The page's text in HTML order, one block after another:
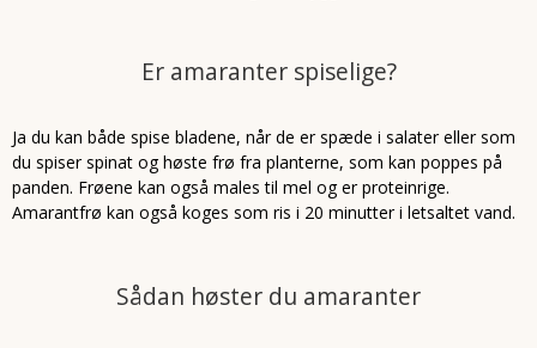
Er amaranter spiselige?
Ja du kan både spise bladene, når de er spæde i salater eller som
du spiser spinat og høste frø fra planterne, som kan poppes på
panden. Frøene kan også males til mel og er proteinrige.
Amarantfrø kan også koges som ris i 20 minutter i letsaltet vand.
Sådan høster du amaranter